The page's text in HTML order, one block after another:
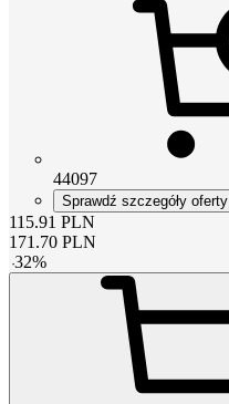
44097
Sprawdź szczegóły oferty
115.91 PLN
171.70 PLN
-32%